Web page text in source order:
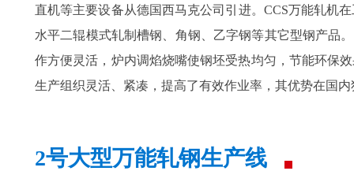
直机等主要设备从德国西马克公司引进。CCS万能轧机
水平二辊模式轧制槽钢、角钢、乙字钢等其它型钢产品
作方便灵活，炉内调焰烧嘴使钢坯受热均匀，节能环保
生产组织灵活、紧凑，提高了有效作业率，其优势在国
2号大型万能轧钢生产线